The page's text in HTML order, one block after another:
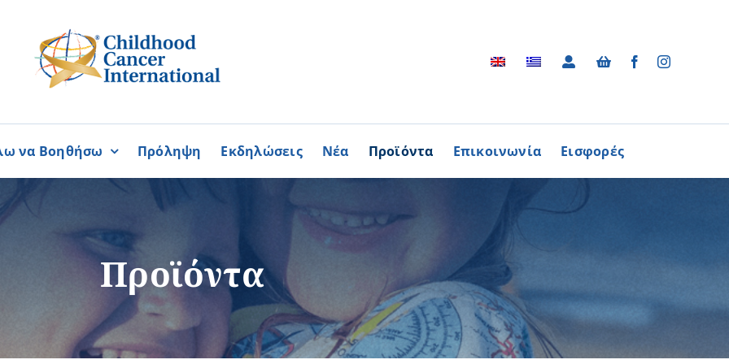
Παγκύπρια Συμμαχία Σπάνιων Παθήσεων
Παγκύπριο Συντονιστικό Συμβούλιο Εθελοντισμού
Ομοσπονδία Συνδέσμων Ασθενών Κύπρου
Φλόγα Ελλάδος
Φωτογραφικό Αρχείο
Βίντεο
Ραδιοφωνικές Διαφημίσεις
Διαφημίσεις / Φυλλάδια
Τα Τραγούδια
να Βοηθήσω
ΓΙΝΟΜΑΙ
Περισσότερα
ΓΙΝΟΜΑΙ
ΕΘΕΛΟΝΤΗΣ
Περισσότερα
ΑΓΟΡΑΖΩ
ΠΡΟΙΟΝΤΑ
Περισσότερα
Πρόληψη Εκδηλώσεις Νέα Προϊόντα Επικοινωνία Εισφορές
Προϊόντα